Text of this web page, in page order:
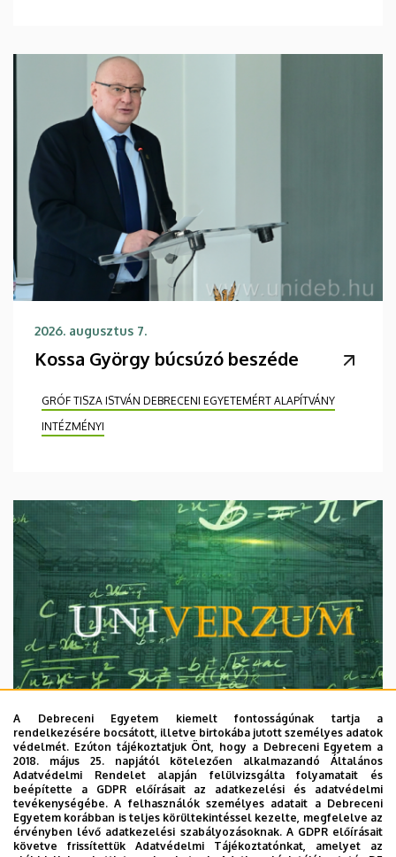
2026. augusztus 7.
Kossa György búcsúzó beszéde
GRÓF TISZA ISTVÁN DEBRECENI EGYETEMÉRT ALAPÍTVÁNY
INTÉZMÉNYI
2026. augusztus 7.
Univerzum: A Debreceni Egyetem
titkos receptjei
A Debreceni Egyetem kiemelt fontosságúnak tartja a
rendelkezésére bocsátott, illetve birtokába jutott személyes adatok
védelmét. Ezúton tájékoztatjuk Önt, hogy a Debreceni Egyetem a
2018. május 25. napjától kötelezően alkalmazandó Általános
Adatvédelmi Rendelet alapján felülvizsgálta folyamatait és
beépítette a GDPR előírásait az adatkezelési és adatvédelmi
tevékenységébe. A felhasználók személyes adatait a Debreceni
Egyetem korábban is teljes körültekintéssel kezelte, megfelelve az
érvényben lévő adatkezelési szabályozásoknak. A GDPR előírásait
követve frissítettük Adatvédelmi Tájékoztatónkat, amelyet az